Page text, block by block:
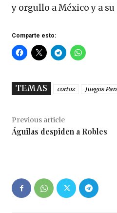
y orgullo a México y a su
Comparte esto:
TEMAS cortoz Juegos
Previous article
Águilas despiden a Robles